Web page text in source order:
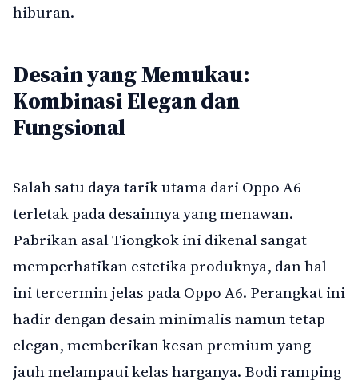
hiburan.
Desain yang Memukau:
Kombinasi Elegan dan
Fungsional
Salah satu daya tarik utama dari Oppo A6
terletak pada desainnya yang menawan.
Pabrikan asal Tiongkok ini dikenal sangat
memperhatikan estetika produknya, dan hal
ini tercermin jelas pada Oppo A6. Perangkat ini
hadir dengan desain minimalis namun tetap
elegan, memberikan kesan premium yang
jauh melampaui kelas harganya. Bodi ramping